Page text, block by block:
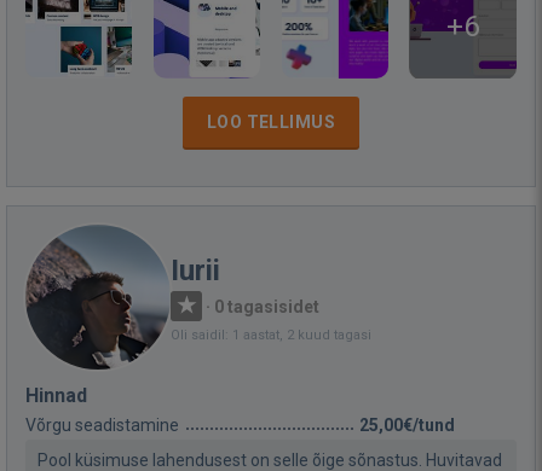
+6
LOO TELLIMUS
Iurii
· 0 tagasisidet
Oli saidil: 1 aastat, 2 kuud tagasi
Hinnad
Võrgu seadistamine
25,00€/tund
Pool küsimuse lahendusest on selle õige sõnastus. Huvitavad